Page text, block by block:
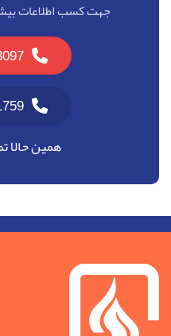
جهت کسب اطلاعات
همین حالا